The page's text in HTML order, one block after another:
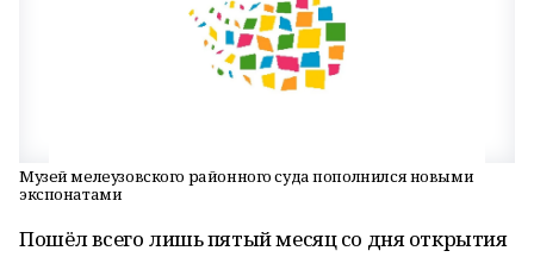
Музей мелеузовского районного суда пополнился новыми
экспонатами
Пошёл всего лишь пятый месяц со дня открытия